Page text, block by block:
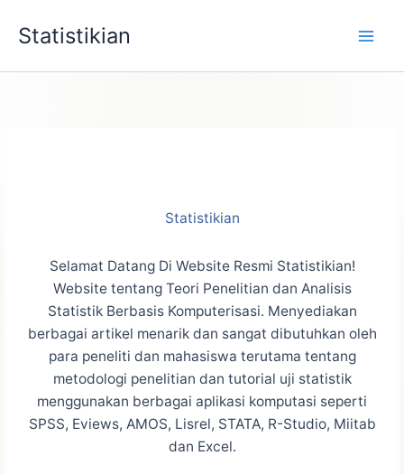
Statistikian
Statistikian
Selamat Datang Di Website Resmi Statistikian!
Website tentang Teori Penelitian dan Analisis
Statistik Berbasis Komputerisasi. Menyediakan
berbagai artikel menarik dan sangat dibutuhkan oleh
para peneliti dan mahasiswa terutama tentang
metodologi penelitian dan tutorial uji statistik
menggunakan berbagai aplikasi komputasi seperti
SPSS, Eviews, AMOS, Lisrel, STATA, R-Studio, Miitab
dan Excel.